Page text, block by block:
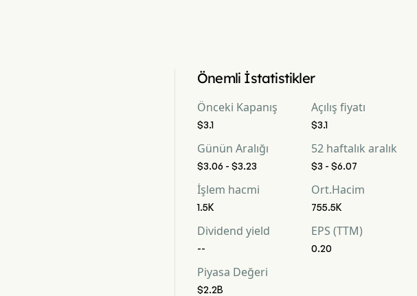
Önemli İstatistikler
Önceki Kapanış
$3.1
Açılış fiyatı
$3.1
Günün Aralığı
$3.06 - $3.23
52 haftalık aralık
$3 - $6.07
İşlem hacmi
1.5K
Ort.Hacim
755.5K
Dividend yield
--
EPS (TTM)
0.20
Piyasa Değeri
$2.2B